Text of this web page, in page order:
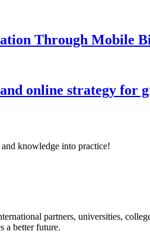
Through Mobile
online strategy for
knowledge into practice!
partners, universities,
a better future.